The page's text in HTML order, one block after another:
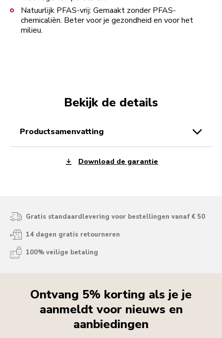
Natuurlijk PFAS-vrij: Gemaakt zonder PFAS-
chemicaliën. Beter voor je gezondheid en voor het
milieu.
Bekijk de details
productsamenvatting
Download de garantie
Gratis standaardlevering voor bestellingen vanaf € 50
14 dagen gratis retourneren
100% veilige betaling
Ontvang 5% korting als je je
aanmeldt voor nieuws en
aanbiedingen